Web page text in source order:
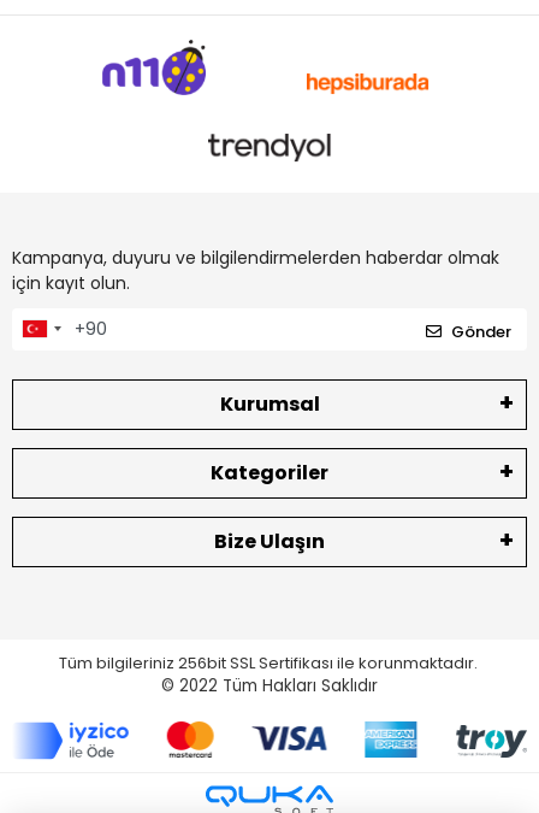
Kampanya, duyuru ve bilgilendirmelerden haberdar olmak
için kayıt olun.
Gönder
Kurumsal
Kategoriler
Bize Ulaşın
Tüm bilgileriniz 256bit SSL Sertifikası ile korunmaktadır.
© 2022 Tüm Hakları Saklıdır